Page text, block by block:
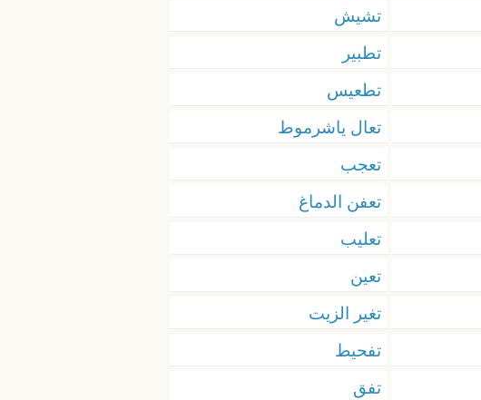
تشيش
تطبير
تطعيس
تعال ياشرموط
تعجب
تعفن الدماغ
تعليب
تعين
تغير الزيت
تفحيط
تفق